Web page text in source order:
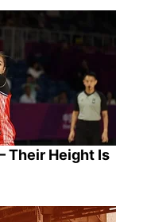
Their Height Is